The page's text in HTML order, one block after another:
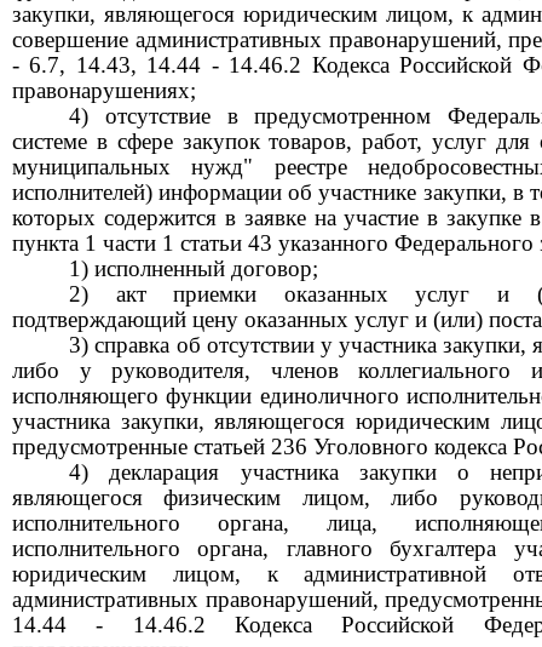
закупки, являющегося юридическим лицом, к
совершение административных правонарушений,
- 6.7, 14.43, 14.44 - 14.46.2 Кодекса Российской
правонарушениях;
4) отсутствие в предусмотренном
системе в сфере закупок товаров, работ, услуг для
муниципальных нужд" реестре
исполнителей) информации об участнике закупки,
которых содержится в заявке на участие в закупке
пункта 1 части 1 статьи 43 указанного Федерального
1) исполненный договор;
2) акт приемки оказанных услуг и
подтверждающий цену оказанных услуг и (или)
3) справка об отсутствии у участника
либо у руководителя, членов коллегиального
исполняющего функции единоличного
участника закупки, являющегося юридическим
предусмотренные статьей 236 Уголовного кодекса
4) декларация участника закупки о
являющегося физическим лицом, либо
исполнительного органа, лица,
исполнительного органа, главного бухгалтера
юридическим лицом, к административной
административных правонарушений,
14.44 - 14.46.2 Кодекса Российской